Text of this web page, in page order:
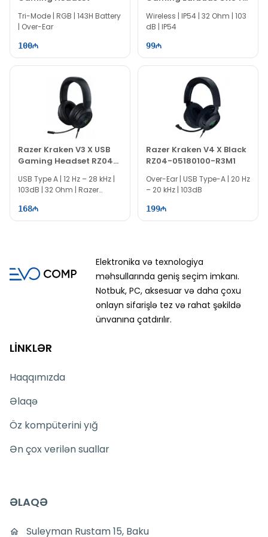
Tri-Mode | RGB | 143H Battery
| Over-Ear
100
Wireless | IP54 | 32 Ohm | 103
dB | IP54
99
Razer Kraken V3 X USB
Gaming Headset RZ04-
03750300-R3M1
USB Type A | 12 Hz – 28 kHz |
103dB | 32 Ohm | Razer
168
Razer Kraken V4 X Black
RZ04-05180100-R3M1
Over-Ear | USB Type-A | 20 Hz
– 20 kHz | 103dB
199
Elektronika və texnologiya
məhsullarında geniş seçim imkanı.
Notbuk, PC, aksesuar və daha çoxu
onlayn sifarişlə tez və rahat şəkildə
ünvanına çatdırılır.
LİNKLƏR
Haqqımızda
Əlaqə
Öz kompüterini yığ
Ən çox verilən suallar
ƏLAQƏ
Suleyman Rustam 15, Baku